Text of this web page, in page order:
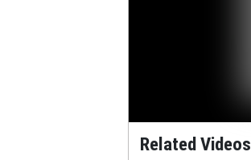
Related Videos